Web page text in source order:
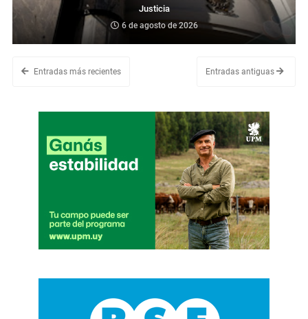
Justicia
6 de agosto de 2026
Entradas más recientes Entradas antiguas